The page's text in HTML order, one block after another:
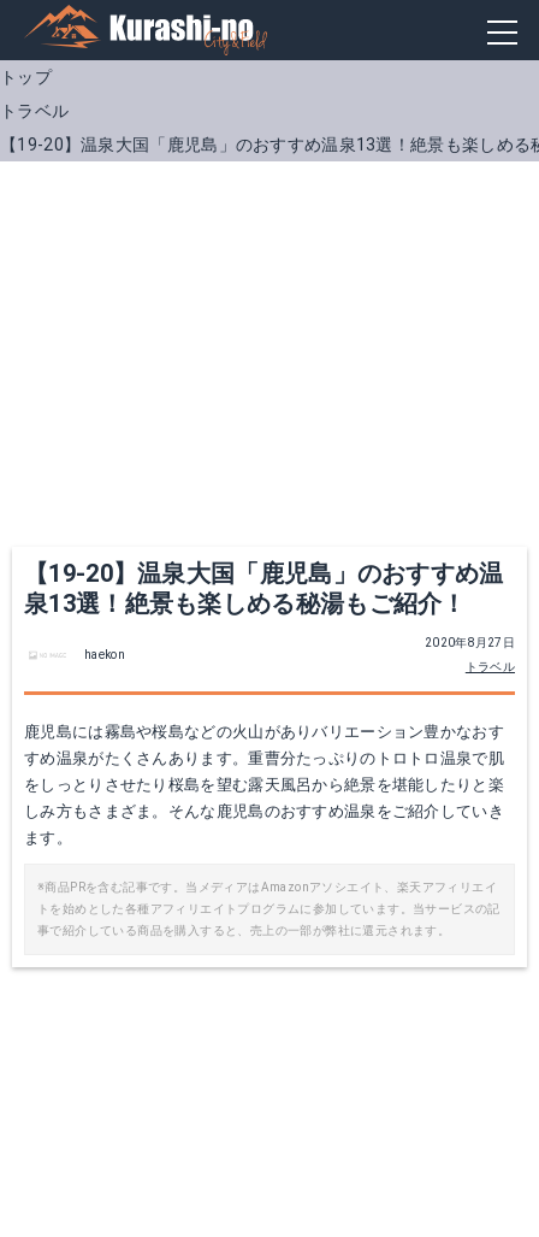
トップ
トラベル
【19-20】温泉大国「鹿児島」のおすすめ温泉13選！絶景も楽しめる
【19-20】温泉大国「鹿児島」のおすすめ温
泉13選！絶景も楽しめる秘湯もご紹介！
2020年8月27日
トラベル
haekon
鹿児島には霧島や桜島などの火山がありバリエーション豊かなおす
すめ温泉がたくさんあります。重曹分たっぷりのトロトロ温泉で肌
をしっとりさせたり桜島を望む露天風呂から絶景を堪能したりと楽
しみ方もさまざま。そんな鹿児島のおすすめ温泉をご紹介していき
ます。
※商品PRを含む記事です。当メディアはAmazonアソシエイト、楽天アフィリエイ
トを始めとした各種アフィリエイトプログラムに参加しています。当サービスの記
事で紹介している商品を購入すると、売上の一部が弊社に還元されます。